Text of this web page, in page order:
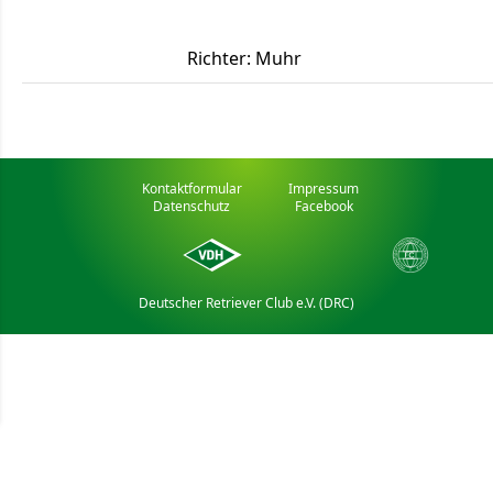
Richter: Muhr
Deutscher Retriever Club e.V. (DRC)
Kontaktformular
Impressum
Datenschutz
Facebook